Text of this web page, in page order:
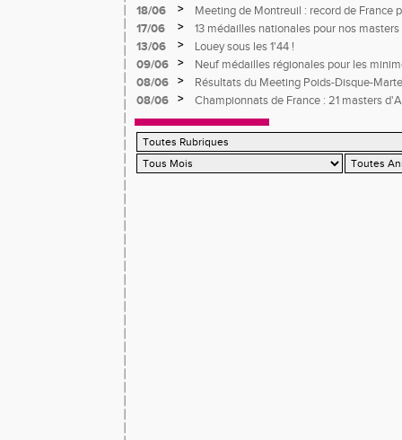
Herverge à toute vitesse à Montgeron
18/06 >
Meeting de Montreuil : record de France
s'impose
17/06 >
13 médailles nationales pour nos masters
13/06
>
Louey sous les 1'44 !
09/06
>
Neuf médailles régionales pour les
08/06
>
Résultats du Meeting Poids-Disque-
08/06
> Championnats de France : 21 masters